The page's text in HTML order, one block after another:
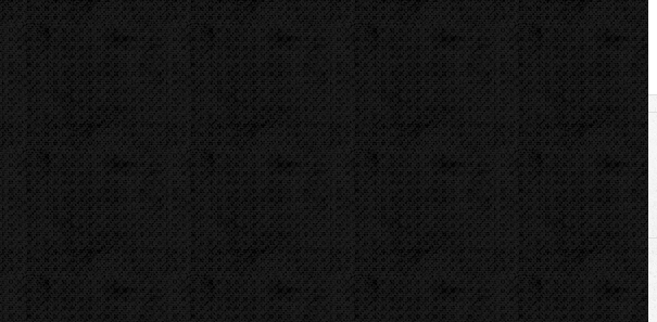
U nás zaplatíte
4 077,00Kč